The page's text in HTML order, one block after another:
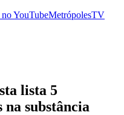
YouTubeMetrópolesTV
lista 5
substância